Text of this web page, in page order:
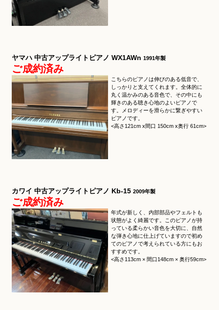
ヤマハ 中古アップライトピアノ WX1AWn 1991年製
ご成約済み
こちらのピアノは伸びのある低音で、
しっかりと支えてくれます。全体的に
丸く温かみのある音色で、その中にも
輝きのある聴き心地のよいピアノで
す。メロディーを滑らかに繋ぎやすい
ピアノです。
<高さ121cm x間口 150cm x奥行 61cm>
カワイ 中古アップライトピアノ Kb-15 2009年製
ご成約済み
年式が新しく、内部部品やフェルトも
状態がよく綺麗です。このピアノが持
っている柔らかい音色を大切に、自然
な弾き心地に仕上げていますので初め
てのピアノで考えられている方にもお
すすめです。
<高さ113cm × 間口148cm × 奥行59cm>